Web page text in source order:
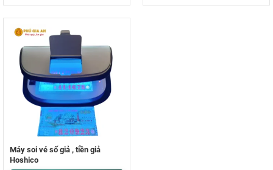
Máy soi vé số giả , tiền giả
Hoshico